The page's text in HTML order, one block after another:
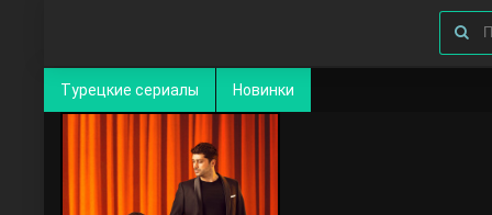
Турецкие сериалы Новинки